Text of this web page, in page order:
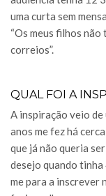
uma curta sem
“Os meus filhos não
correios”.
QUAL FOI A
A inspiração veio de
anos me fez há
que já não queria
desejo quando
me para a inscrever